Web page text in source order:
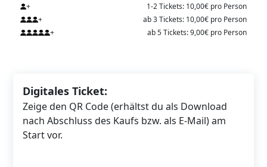
+
1-2 Tickets: 10,00€ pro Person
+
ab 3 Tickets: 10,00€ pro Person
+
ab 5 Tickets: 9,00€ pro Person
Digitales Ticket:
Zeige den QR Code (erhältst du als Download
nach Abschluss des Kaufs bzw. als E-Mail) am
Start vor.